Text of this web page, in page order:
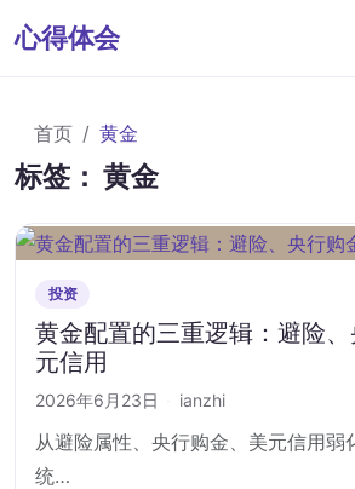
心得体会
首页 黄金
标签：黄金
投资
黄金配置的三重逻辑：避险
元信用
2026年6月23日 ianzhi
从避险属性、央行购金、美元信用弱
统…